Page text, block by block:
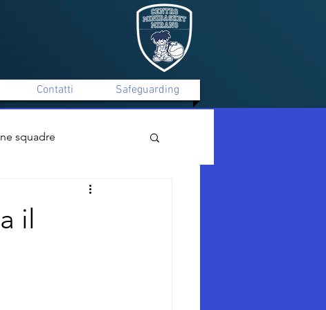
Contatti Safeguarding
squadre
Mirano C Silver Maschile
il